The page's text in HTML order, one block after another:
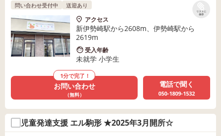
リストに
保存
問い合わせ受付中 送迎あり
アクセス
新伊勢崎駅から2608m、伊勢崎駅から
2619m
受入年齢
未就学 小学生
1分で完了！
お問い合わせ
（無料）
電話で聞く
050-1809-1532
児童発達支援 エル駒形 ★2025年3月開所☆